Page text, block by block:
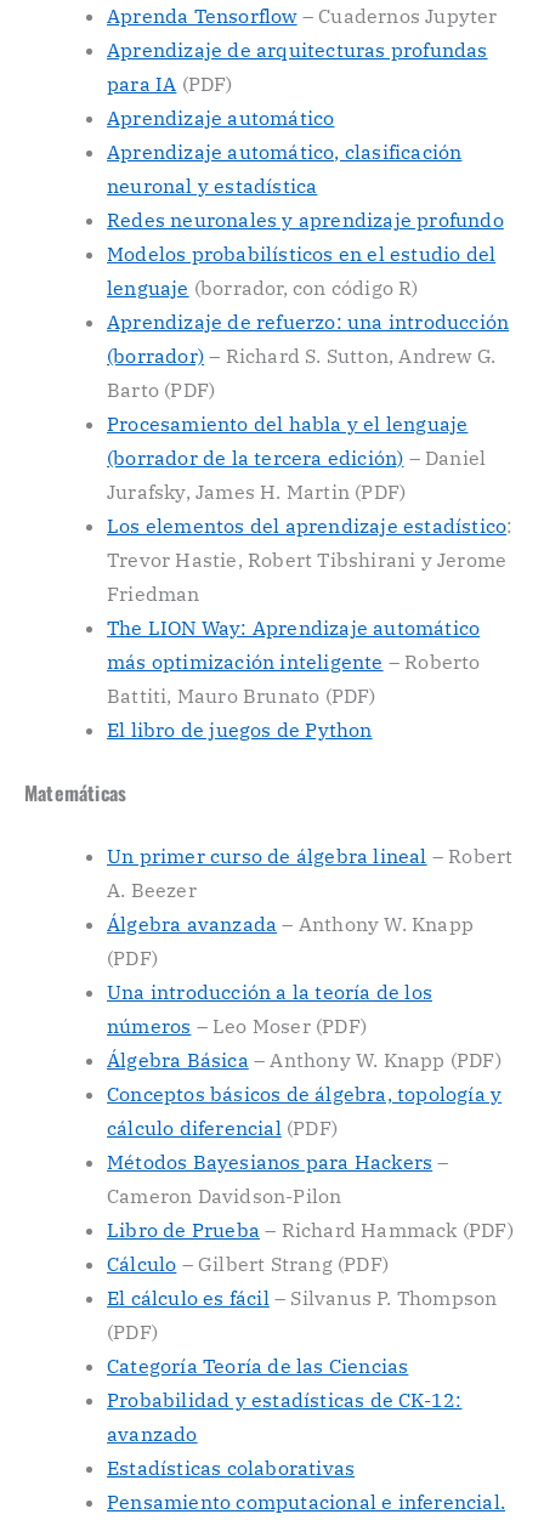
Aprenda Tensorflow– Cuadernos Jupyter
Aprendizaje de arquitecturas profundas
para IA (PDF)
Aprendizaje automático
Aprendizaje automático, clasificación
neuronal y estadística
Redes neuronales y aprendizaje profundo
Modelos probabilísticos en el estudio del
lenguaje (borrador, con código R)
Aprendizaje de refuerzo: una introducción
(borrador) – Richard S. Sutton, Andrew G.
Barto (PDF)
Procesamiento del habla y el lenguaje
(borrador de la tercera edición) – Daniel
Jurafsky, James H. Martin (PDF)
Los elementos del aprendizaje estadístico:
Trevor Hastie, Robert Tibshirani y Jerome
Friedman
The LION Way: Aprendizaje automático
más optimización inteligente – Roberto
Battiti, Mauro Brunato (PDF)
El libro de juegos de Python
Matemáticas
Un primer curso de álgebra lineal – Robert
A. Beezer
Álgebra avanzada – Anthony W. Knapp
(PDF)
Una introducción a la teoría de los
números – Leo Moser (PDF)
Álgebra Básica – Anthony W. Knapp (PDF)
Conceptos básicos de álgebra, topología y
cálculo diferencial(PDF)
Métodos Bayesianos para Hackers –
Cameron Davidson-Pilon
Libro de Prueba – Richard Hammack (PDF)
Cálculo – Gilbert Strang (PDF)
El cálculo es fácil– Silvanus P. Thompson
(PDF)
Categoría Teoría de las Ciencias
Probabilidad y estadísticas de CK-12:
avanzado
Estadísticas colaborativas
Pensamiento computacional e inferencial.